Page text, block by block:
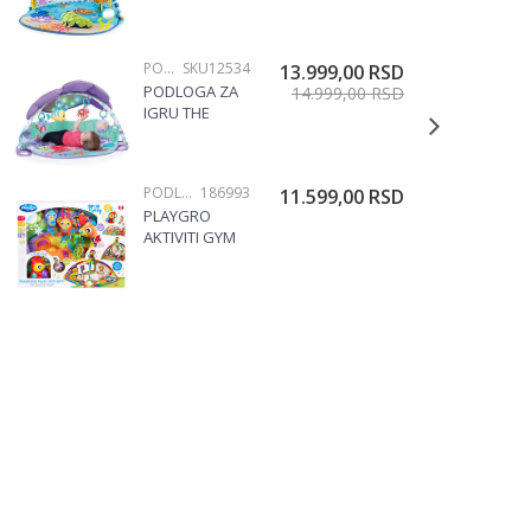
PODLOGE ZA IGRU SKU12534
PODLOGA ZA
IGRU THE
TROVE
SKU12534
13.999,00 RSD
14.999,00RSD
PODLOGE ZA IGRU 186993
PLAYGRO
AKTIVITI GYM
11.599,00 RSD